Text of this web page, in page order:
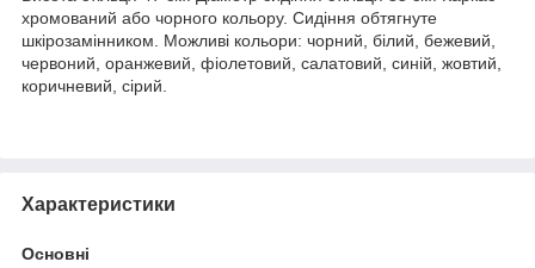
хромований або чорного кольору. Сидіння обтягнуте
шкірозамінником. Можливі кольори: чорний, білий, бежевий,
червоний, оранжевий, фіолетовий, салатовий, синій, жовтий,
коричневий, сірий.
Характеристики
Основні